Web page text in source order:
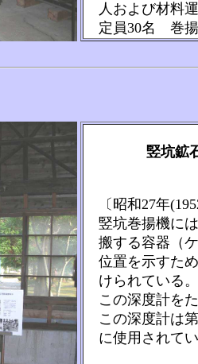
人および材料
定員30名 巻揚
竪坑鉱
〔昭和27年
竪坑巻揚機に
搬する容器（
位置を示すた
けられている
この深度計を
この深度計は
に使用されて